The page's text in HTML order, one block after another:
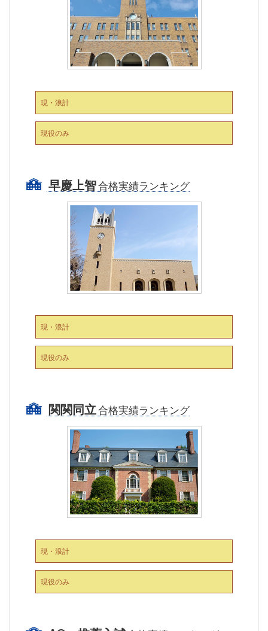
現・浪計
現役のみ
早慶上智合格実績ランキング
現・浪計
現役のみ
関関同立合格実績ランキング
現・浪計
現役のみ